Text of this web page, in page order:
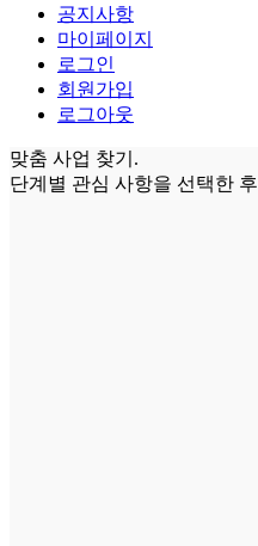
공지사항
마이페이지
로그인
회원가입
로그아웃
맞춤 사업 찾기.
단계별 관심 사항을 선택한 후